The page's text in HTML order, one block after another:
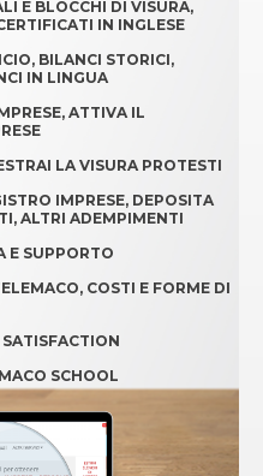
E BLOCCHI DI VISURA,
IN INGLESE
BILANCI STORICI,
IN LINGUA
ATTIVA IL
LA VISURA PROTESTI
IMPRESE, DEPOSITA
ALTRI ADEMPIMENTI
E SUPPORTO
COSTI E FORME DI
SCHOOL